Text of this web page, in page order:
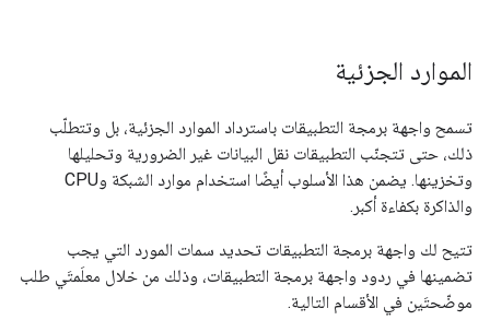
الموارد الجزئية
تسمح واجهة برمجة التطبيقات باسترداد الموارد الجزئية، بل وتتطلّب
ذلك، حتى تتجنّب التطبيقات نقل البيانات غير الضرورية وتحليلها
وتخزينها. يضمن هذا الأسلوب أيضًا استخدام موارد الشبكة وCPU
والذاكرة بكفاءة أكبر.
تتيح لك واجهة برمجة التطبيقات تحديد سمات المورد التي يجب
تضمينها في ردود واجهة برمجة التطبيقات، وذلك من خلال معلَمتَي طلب
موضّحتَين في الأقسام التالية.